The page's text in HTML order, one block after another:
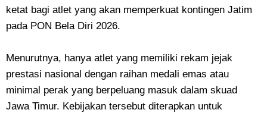
ketat bagi atlet yang akan memperkuat kontingen Jatim
pada PON Bela Diri 2026.
Menurutnya, hanya atlet yang memiliki rekam jejak
prestasi nasional dengan raihan medali emas atau
minimal perak yang berpeluang masuk dalam skuad
Jawa Timur. Kebijakan tersebut diterapkan untuk